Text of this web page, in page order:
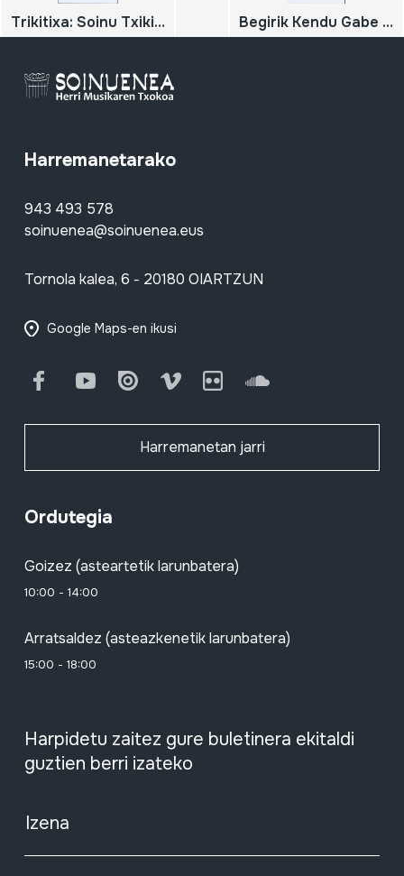
Trikitixa: Soinu Txikia; 3. eta 4. atalak Begirik Kendu Gabe Txanbela taldea Sunpriñua Txulubite Vasta Con V
Harremanetarako
943 493 578
soinuenea@soinuenea.eus
Tornola kalea, 6 - 20180 OIARTZUN
Google Maps-en ikusi
FacebookYoutube Issuu Vimeo Flickr SoundCloud
Harremanetan jarri
Ordutegia
Goizez (asteartetik larunbatera)
10:00 - 14:00
Arratsaldez (asteazkenetik larunbatera)
15:00 - 18:00
Harpidetu zaitez gure buletinera ekitaldi
guztien berri izateko
Izena